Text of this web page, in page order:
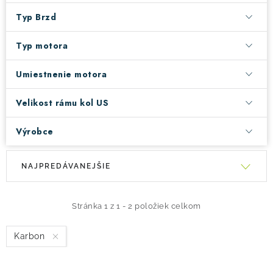
Typ Brzd
Typ motora
Umiestnenie motora
Velikost rámu kol US
Výrobce
V
s
p
Stránka1 z1 -2 položiek celkom
R
n
i
NAJPREDÁVANEJŠIE
Karbon